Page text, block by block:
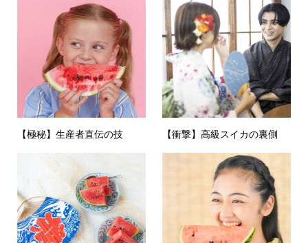
【極秘】生産者直伝の技 【衝撃】高級スイカの裏側